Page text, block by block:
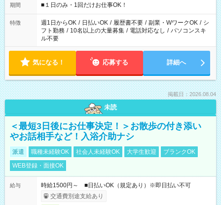
げるお仕事も！ ご希望のお時間に合わせてご紹介！ ※シフトは
ください！
期間 ■１日のみ・1回だけお仕事OK！
特徴 週1日からOK / 日払いOK / 履歴書不要 / 副業・WワークOK / シ
フト勤務 / 10名以上の大量募集 / 電話対応なし / パソコンスキ
ル不要
気になる！ 応募する 詳細へ
掲載日：2026.08.04
未読
＜最短3日後にお仕事決定！＞お散歩の付き添い
やお話相手など！入浴介助ナシ
派遣 職種未経験OK 社会人未経験OK 大学生歓迎
ブランクOK
WEB登録・面接OK
給与
時給1500円～ ■日払いOK（規定あり）※即日払い不可
交通費別途支給あり